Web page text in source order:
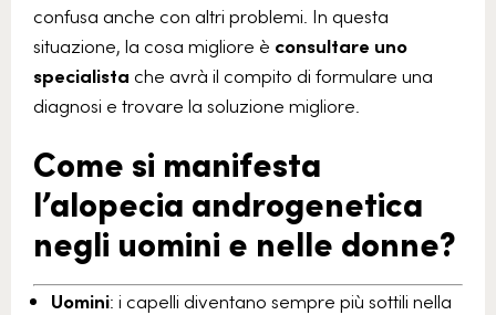
confusa anche con altri problemi. In questa
situazione, la cosa migliore è consultare uno
specialista che avrà il compito di formulare una
diagnosi e trovare la soluzione migliore.
Come si manifesta
l’alopecia androgenetica
negli uomini e nelle donne?
Uomini: i capelli diventano sempre più sottili nella